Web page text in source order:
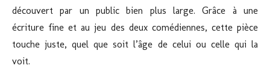
découvert par un public bien plus large. Grâce à une
écriture fine et au jeu des deux comédiennes, cette pièce
touche juste, quel que soit l’âge de celui ou celle qui la
voit.